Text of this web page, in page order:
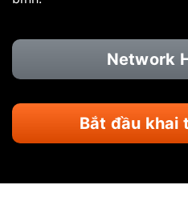
Network
Bắt đầu khai